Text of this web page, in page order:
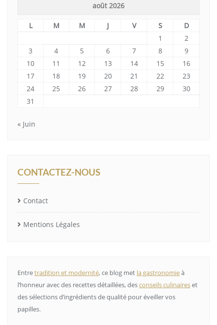
août 2026
L M M J V S
D
1
2
3
4 5 6 7 8
9
10
11 12 13 14 15
16
17
18 19 20 21 22
23
24
25 26 27 28 29
30
31
« Juin
CONTACTEZ-NOUS
Contact
Mentions Légales
Entretradition et modernité, ce blog met la gastronomieà
l’honneur avec des recettes détaillées, desconseils culinaireset
des sélections d’ingrédients de qualité pour éveiller vos
papilles.